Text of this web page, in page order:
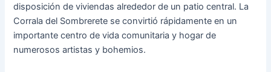
disposición de viviendas alrededor de un patio central. La
Corrala del Sombrerete se convirtió rápidamente en un
importante centro de vida comunitaria y hogar de
numerosos artistas y bohemios.